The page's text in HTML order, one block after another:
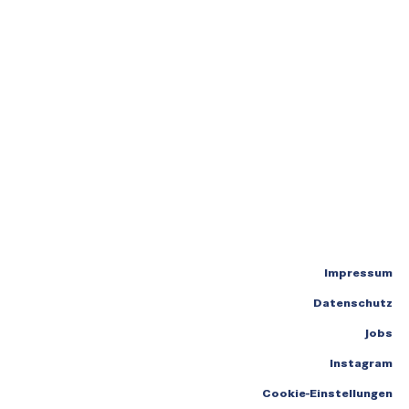
Impressum
Datenschutz
Jobs
Instagram
Cookie-Einstellungen